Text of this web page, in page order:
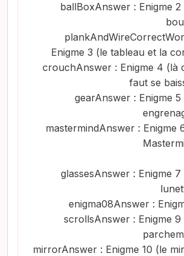
ballBoxAnswer : Enigme 2
Enigme 3 (le tableau et la
crouchAnswer : Enigme 4 (là
faut se
gearAnswer : Enigme 5
mastermindAnswer : Enigme
glassesAnswer : Enigme 7
enigma08Answer :
scrollsAnswer : Enigme 9
mirrorAnswer : Enigme 10 (le